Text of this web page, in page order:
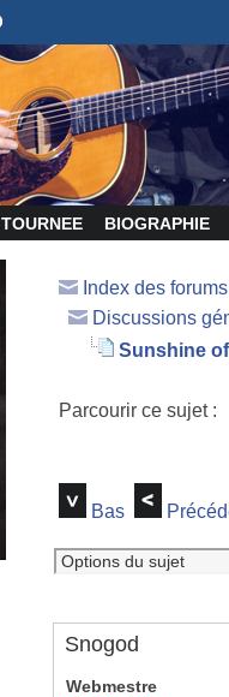
TOURNEE BIOGRAPHIE
Index des
Discussions
Sunshine
Parcourir ce sujet
Bas
Snogod
Webmestre